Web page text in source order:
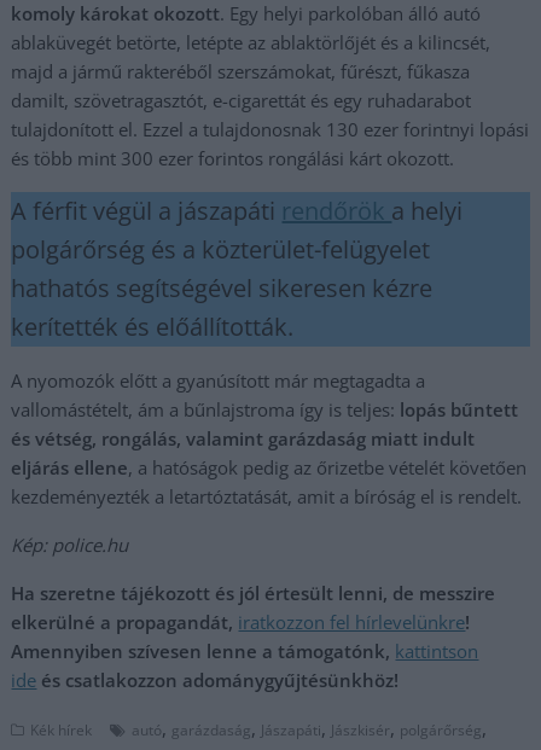
komoly károkat okozott. Egy helyi parkolóban álló autó
ablaküvegét betörte, letépte az ablaktörlőjét és a kilincsét,
majd a jármű rakteréből szerszámokat, fűrészt, fűkasza
damilt, szövetragasztót, e-cigarettát és egy ruhadarabot
tulajdonított el. Ezzel a tulajdonosnak 130 ezer forintnyi lopási
és több mint 300 ezer forintos rongálási kárt okozott.
A férfit végül a jászapáti rendőrök a helyi
polgárőrség és a közterület-felügyelet
hathatós segítségével sikeresen kézre
kerítették és előállították.
A nyomozók előtt a gyanúsított már megtagadta a
vallomástételt, ám a bűnlajstroma így is teljes: lopás bűntett
és vétség, rongálás, valamint garázdaság miatt indult
eljárás ellene, a hatóságok pedig az őrizetbe vételét követően
kezdeményezték a letartóztatását, amit a bíróság el is rendelt.
Kép: police.hu
Ha szeretne tájékozott és jól értesült lenni, de messzire
elkerülné a propagandát, iratkozzon fel hírlevelünkre!
Amennyiben szívesen lenne a támogatónk, kattintson
ide és csatlakozzon adománygyűjtésünkhöz!
Kék hírek autó, garázdaság, Jászapáti, Jászkisér, polgárőrség,